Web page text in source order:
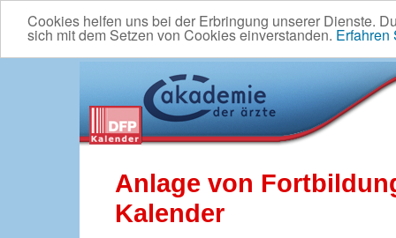
Cookies helfen uns bei der Erbringung unserer Dienste.
sich mit dem Setzen von Cookies einverstanden. Erfahren
Anlage von
Kalender